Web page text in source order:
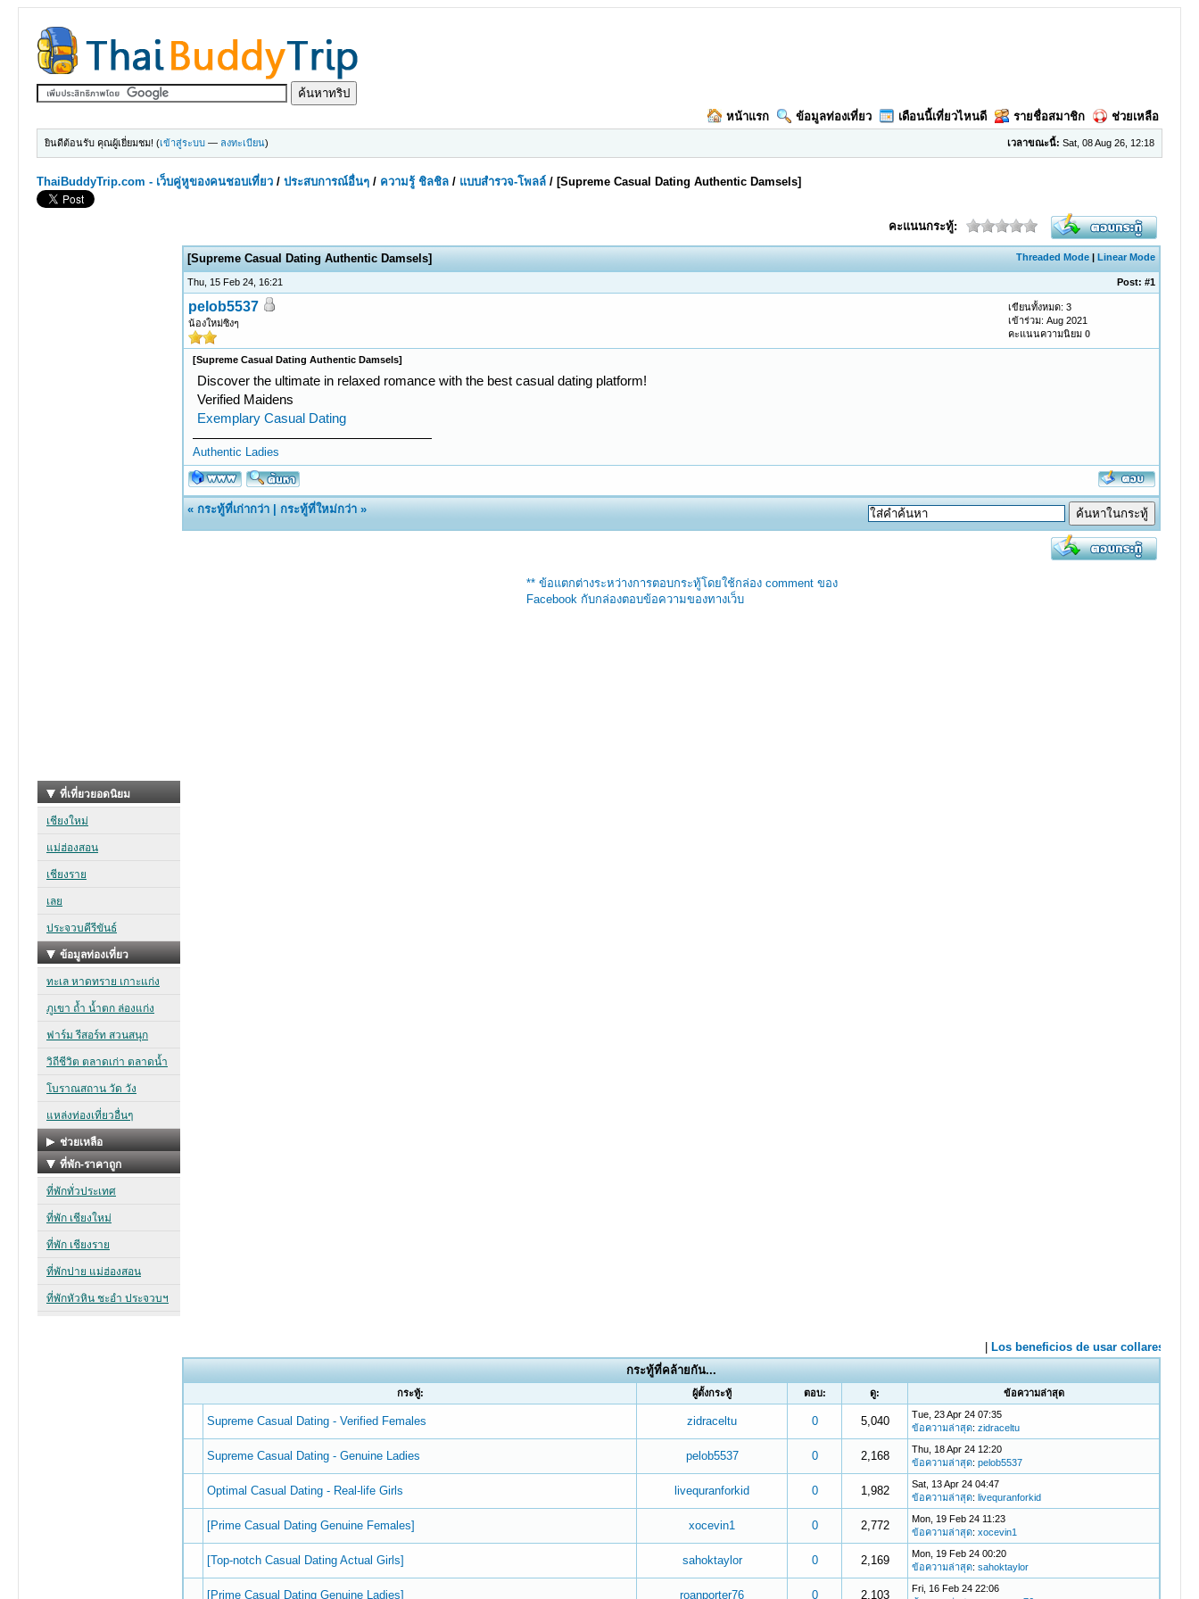
หน้าแรก ข้อมูลท่องเที่ยว เดือนนี้เที่ยวไหนดี รายชื่อสมาชิก ช่วยเหลือ
เวลาขณะนี้: Sat, 08 Aug 26, 12:18
ยินดีต้อนรับ คุณผู้เยี่ยมชม! (เข้าสู่ระบบ — ลงทะเบียน)
ThaiBuddyTrip.com - เว็บคู่หูของคนชอบเที่ยว /ประสบการณ์อื่นๆ / ความรู้ ชิลชิล / แบบสำรวจ-โพลล์ / [Supreme Сasual Dating Authentic Damsels]
คะแนนกระทู้:
Threaded Mode |Linear Mode
[Supreme Сasual Dating Authentic Damsels]
Thu, 15 Feb 24, 16:21 Post:#1
pelob5537
น้องใหม่ซิงๆ
เขียนทั้งหมด: 3
เข้าร่วม: Aug 2021
คะแนนความนิยม0
[Supreme Сasual Dating Authentic Damsels]
Discover the ultimate in relaxed romance with the best casual dating platform!
Verified Maidens
Exemplary Сasual Dating
Authentic Ladies
«กระทู้ที่เก่ากว่า |กระทู้ที่ใหม่กว่า »
** ข้อแตกต่างระหว่างการตอบกระทู้โดยใช้กล่อง comment ของ
Facebook กับกล่องตอบข้อความของทางเว็บ
กระทู้ที่คล้ายกัน...
กระทู้: ผู้ตั้งกระทู้ ตอบ: ดู: ข้อความล่าสุด
Supreme Сasual Dating - Verified Females zidraceltu 0 5,040
Tue, 23 Apr 24 07:35
ข้อความล่าสุด:zidraceltu
Supreme Сasual Dating - Genuine Ladies pelob5537 0 2,168
Thu, 18 Apr 24 12:20
ข้อความล่าสุด:pelob5537
Optimal Сasual Dating - Real-life Girls livequranforkid 0 1,982
Sat, 13 Apr 24 04:47
ข้อความล่าสุด:livequranforkid
[Prime Сasual Dating Genuine Females] xocevin1 0 2,772
Mon, 19 Feb 24 11:23
ข้อความล่าสุด:xocevin1
[Top-notch Сasual Dating Actual Girls] sahoktaylor 0 2,169
Mon, 19 Feb 24 00:20
ข้อความล่าสุด:sahoktaylor
[Prime Сasual Dating Genuine Ladies] roanporter76 0 2,103
Fri, 16 Feb 24 22:06